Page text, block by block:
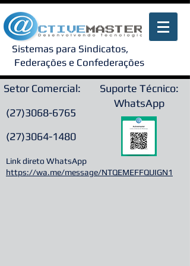
Sistemas para Sindicatos,
Federações e Confederações
Suporte Técnico:
WhatsApp
Setor Comercial:
(27)3068-6765
(27)3064-1480
Link direto WhatsApp
https://wa.me/message/NTQEMEFFQUIGN1